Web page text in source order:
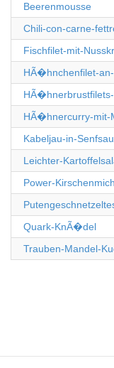
Beerenmousse
Chili-con-carne-
Fischfilet-mit-
HÃ�hnchenfilet-
HÃ�hnercurry-mit-
Kabeljau-in-
Leichter-
Power-
Quark-KnÃ�del
Trauben-Mandel-